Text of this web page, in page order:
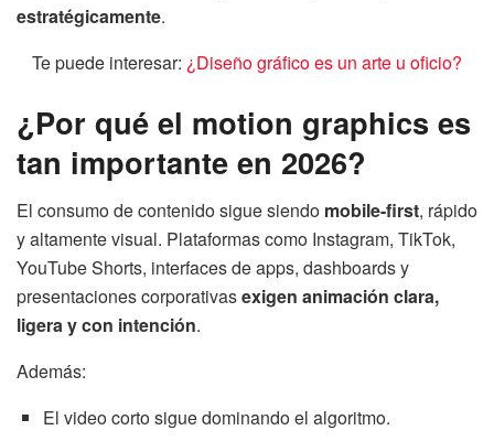
estratégicamente.
Te puede interesar: ¿Diseño gráfico es un arte u oficio?
¿Por qué el motion graphics es
tan importante en 2026?
El consumo de contenido sigue siendo mobile-first, rápido
y altamente visual. Plataformas como Instagram, TikTok,
YouTube Shorts, interfaces de apps, dashboards y
presentaciones corporativasexigen animación clara,
ligera y con intención.
Además:
El video corto sigue dominando el algoritmo.